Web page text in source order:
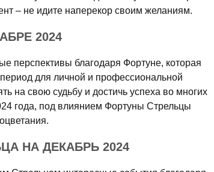
– не идите наперекор своим желаниям.
2024
перспективы благодаря Фортуне, которая
для личной и профессиональной
на свою судьбу и достичь успеха во многих
года, под влиянием Фортуны Стрельцы
НА ДЕКАБРЬ 2024